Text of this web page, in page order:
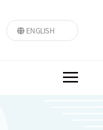
ENGLISH